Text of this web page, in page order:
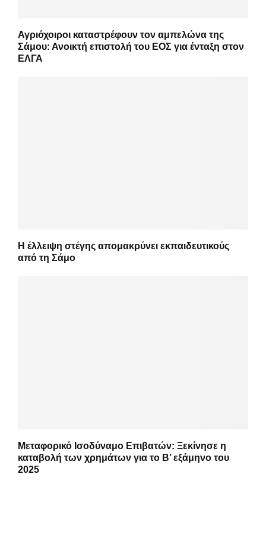
Αγριόχοιροι καταστρέφουν τον αμπελώνα της
Σάμου: Ανοικτή επιστολή του ΕΟΣ για ένταξη στον
ΕΛΓΑ
Η έλλειψη στέγης απομακρύνει εκπαιδευτικούς
από τη Σάμο
Μεταφορικό Ισοδύναμο Επιβατών: Ξεκίνησε η
καταβολή των χρημάτων για το Β’ εξάμηνο του
2025